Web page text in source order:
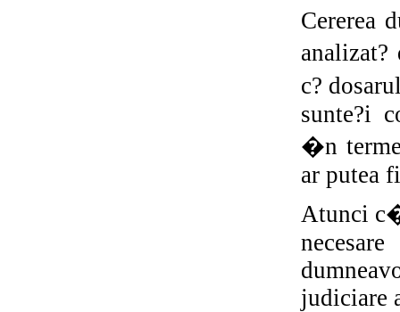
Cererea
c?
sunte?i
�n
ar putea
Atunci
judiciare